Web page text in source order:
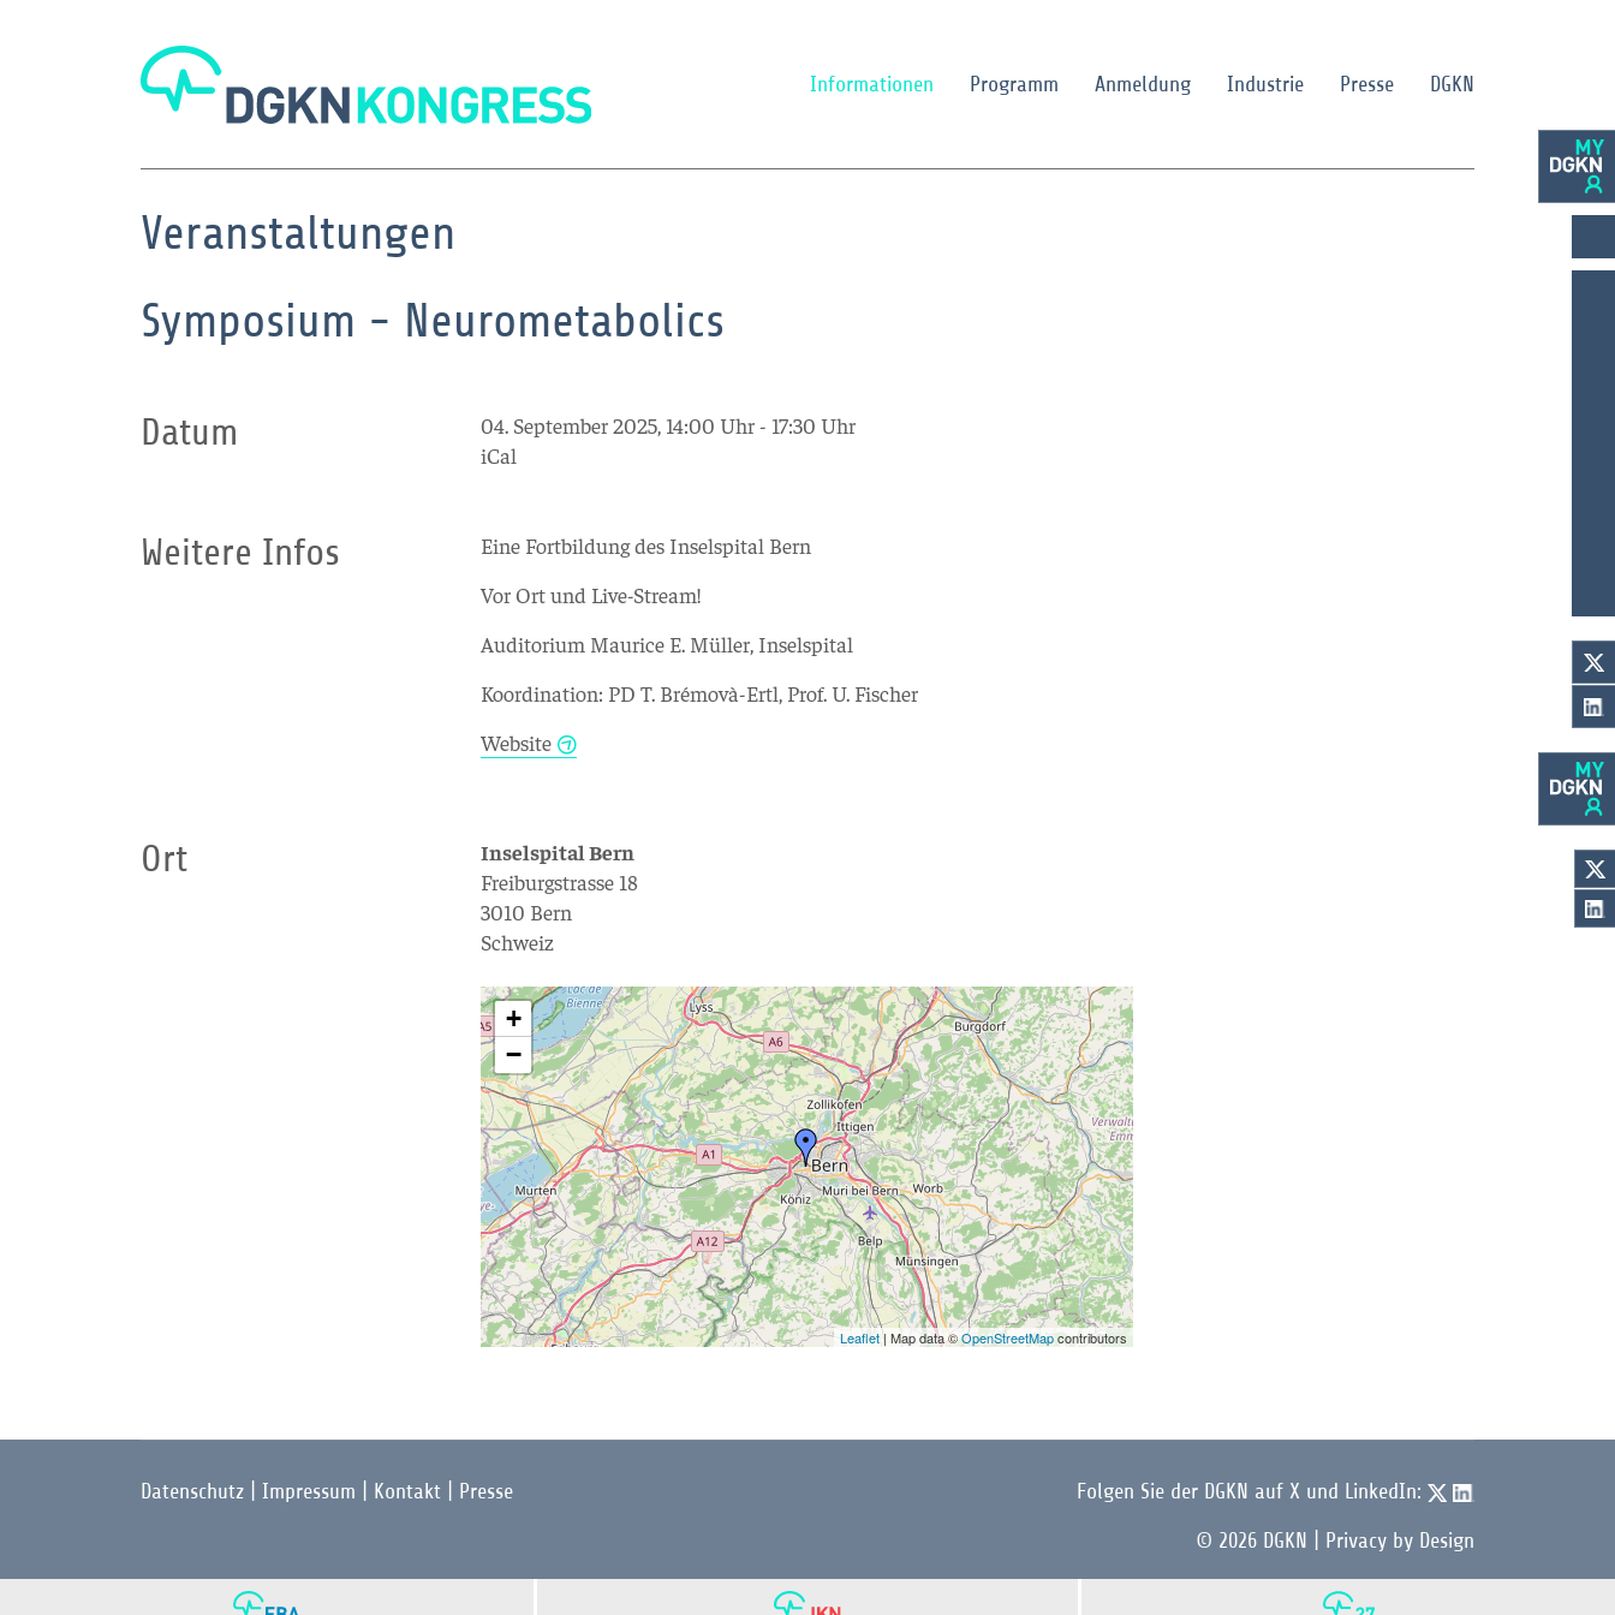
Informationen Programm Anmeldung Industrie Presse DGKN
Veranstaltungen
Symposium - Neurometabolics
Datum
04. September 2025, 14:00 Uhr - 17:30 Uhr
iCal
Weitere Infos
Eine Fortbildung des Inselspital Bern
Vor Ort und Live-Stream!
Auditorium Maurice E. Müller, Inselspital
Koordination: PD T. Brémovà-Ertl, Prof. U. Fischer
Website
Ort
Inselspital Bern
Freiburgstrasse 18
3010 Bern
Schweiz
+
−
Leaflet| Map data ©OpenStreetMapcontributors
Datenschutz Impressum Kontakt Presse Folgen Sie der DGKN auf X und LinkedIn:
© 2026 DGKN | Privacy by Design